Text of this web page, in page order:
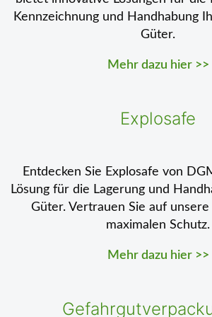
Kennzeichnung und Handhabung
Güter.
Mehr dazu hier >>
Explosafe
Entdecken Sie Explosafe von
Lösung für die Lagerung und
Güter. Vertrauen Sie auf
maximalen Schutz.
Mehr dazu hier >>